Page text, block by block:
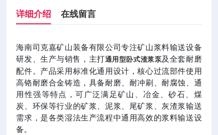
详细介绍 在线留言
海南司克嘉矿山装备有限公司专注矿山浆料输送设备
研发、生产与销售，主打通用型卧式渣浆泵及全套耐磨
配件。产品采用标准化通用设计，核心过流部件使用
高铬耐磨合金铸造，具备耐磨、耐冲刷、耐腐蚀、通
用性强等特点，可广泛满足矿山、冶金、砂石、煤
炭、环保等行业的矿浆、泥浆、尾矿浆、灰渣浆输送
需求，是各类湿法生产流程中通用高效的浆料输送设
备。